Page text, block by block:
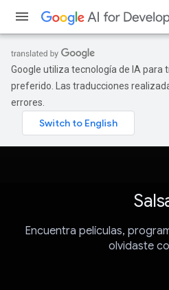
Google utiliza tecnología de IA para
preferido. Las traducciones
errores.
Encuentra películas,
olvidaste